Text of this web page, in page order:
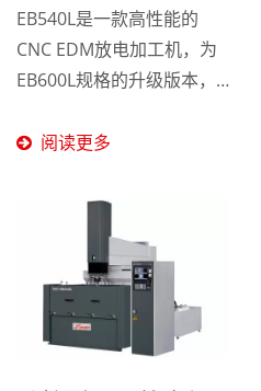
EB540L是一款高性能的
CNC EDM放电加工机，为
EB600L规格的升级版本，
泛的应用范围。与EB600L
型铸件结构，以确保机身的
稳定性及刚性。关键零组件
与EB600L皆为一致，其中
包括精密级罗杆、线轨和其
他高品质部件，这进而保证
EB540L于加工过程中的精
度及可靠性。
阅读更多